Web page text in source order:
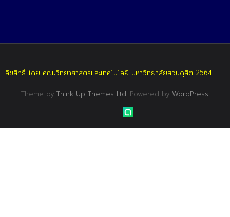
ลิขสิทธิ์ โดย คณะวิทยาศาสตร์และเทคโนโลยี มหาวิทยาลัยสวนดุสิต 2564
Theme by Think Up Themes Ltd. Powered by WordPress.